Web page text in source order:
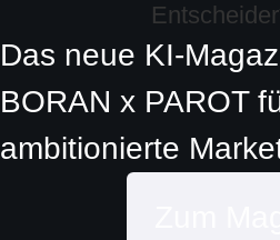
Das neue KI-
BORAN x PAROT
ambitionierte